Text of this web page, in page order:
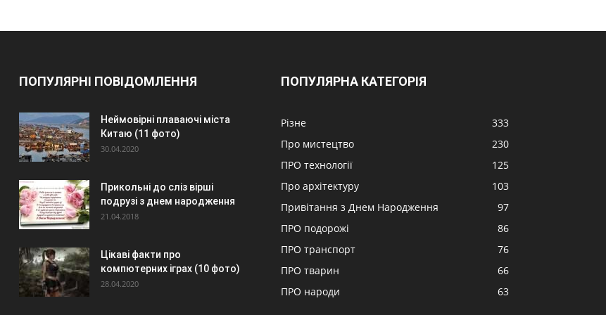
ПОПУЛЯРНІ ПОВІДОМЛЕННЯ
Неймовірні плаваючі міста
Китаю (11 фото)
30.04.2020
Прикольні до сліз вірші
подрузі з днем народження
21.04.2018
Цікаві факти про
компютерних іграх (10 фото)
28.04.2020
ПОПУЛЯРНА КАТЕГОРІЯ
Різне
333
Про мистецтво
230
ПРО технології
125
Про архітектуру
103
Привітання з Днем Народження
97
ПРО подорожі
86
ПРО транспорт
76
ПРО тварин
66
ПРО народи
63